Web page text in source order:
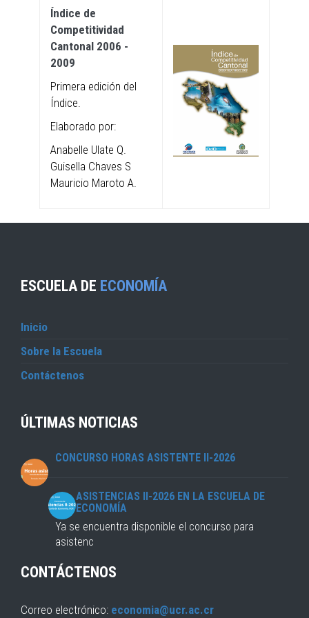
Índice de
Competitividad
Cantonal 2006 -
2009
Primera edición del
Índice.
Elaborado por:
Anabelle Ulate Q.
Guisella Chaves S
Mauricio Maroto A.
ESCUELA DE ECONOMÍA
Inicio
Sobre la Escuela
Contáctenos
ÚLTIMAS NOTICIAS
CONCURSO HORAS ASISTENTE II-2026
ASISTENCIAS II-2026 EN LA ESCUELA DE
ECONOMÍA
Ya se encuentra disponible el concurso para
asistenc
CONTÁCTENOS
Correo electrónico: economia@ucr.ac.cr